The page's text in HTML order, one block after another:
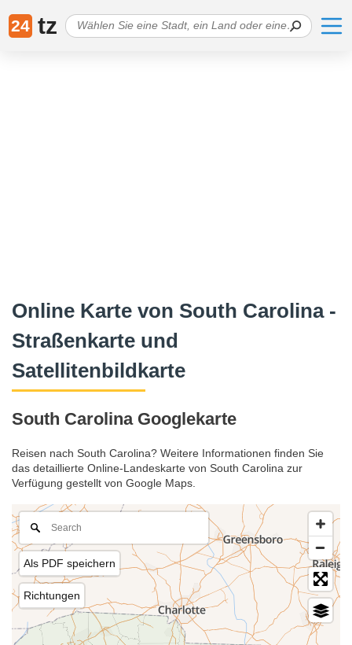
24 tz
Online Karte von South Carolina -
Straßenkarte und
Satellitenbildkarte
South Carolina Googlekarte
Reisen nach South Carolina? Weitere Informationen finden Sie
das detaillierte Online-Landeskarte von South Carolina zur
Verfügung gestellt von Google Maps.
Als PDF speichern
Richtungen